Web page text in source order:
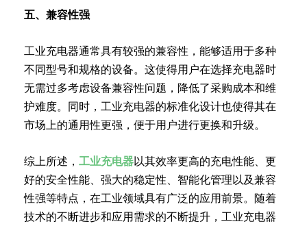
五、兼容性强
工业充电器通常具有较强的兼容性，能够适用于多种
不同型号和规格的设备。这使得用户在选择充电器时
无需过多考虑设备兼容性问题，降低了采购成本和维
护难度。同时，工业充电器的标准化设计也使得其在
市场上的通用性更强，便于用户进行更换和升级。
综上所述， 工业充电器以其效率更高的充电性能、更
好的安全性能、强大的稳定性、智能化管理以及兼容
性强等特点，在工业领域具有广泛的应用前景。随着
技术的不断进步和应用需求的不断提升，工业充电器